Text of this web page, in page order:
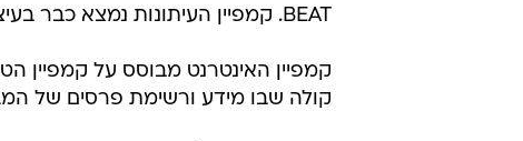
BEAT. קמפיין העיתונות נמצא כבר בעיצומו.
קמפיין האינטרנט מבוסס על קמפיין
קולה שבו מידע ורשימת פרסים של